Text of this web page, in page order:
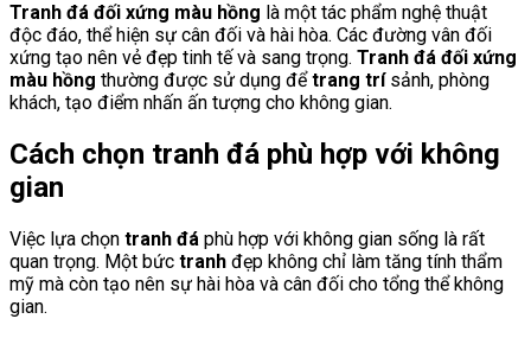
Tranh đá đối xứng màu hồng là một tác phẩm nghệ thuật
độc đáo, thể hiện sự cân đối và hài hòa. Các đường vân đối
xứng tạo nên vẻ đẹp tinh tế và sang trọng. Tranh đá đối xứng
màu hồng thường được sử dụng đểtrang trísảnh, phòng
khách, tạo điểm nhấn ấn tượng cho không gian.
Cách chọn tranh đá phù hợp với không
gian
Việc lựa chọn tranh đá phù hợp với không gian sống là rất
quan trọng. Một bức tranh đẹp không chỉ làm tăng tính thẩm
mỹ mà còn tạo nên sự hài hòa và cân đối cho tổng thể không
gian.